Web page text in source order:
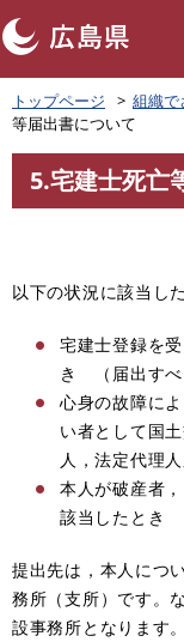
ペ
ー
ジ
の
頭
。
トップページ 組織で
等届出書について
文
5.宅建士死亡
以下の状況に該当し
宅建士登録を
き （届出すべ
心身の故障に
い者として国
人，法定代理
本人が破産者
該当したとき
提出先は，本人につ
務所（支所）です。
設事務所となります